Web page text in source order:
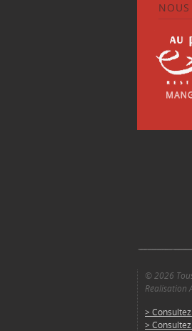
NOUS
© 2026
Réalisation
>
>